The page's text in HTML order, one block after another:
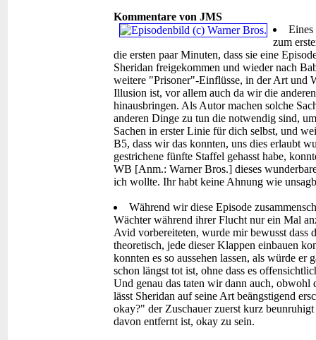
Kommentare von JMS
Eines
zum
die ersten paar Minuten, dass sie eine
Sheridan freigekommen und wieder nach
weitere "Prisoner"-Einflüsse, in der Art und
Illusion ist, vor allem auch da wir die
hinausbringen. Als Autor machen solche
anderen Dinge zu tun die notwendig sind,
Sachen in erster Linie für dich selbst, und
B5, dass wir das konnten, uns dies erlaubt
gestrichene fünfte Staffel gehasst habe,
WB [Anm.: Warner Bros.] dieses
ich wollte. Ihr habt keine Ahnung wie
Während wir diese Episode
Wächter während ihrer Flucht nur ein Mal
Avid vorbereiteten, wurde mir bewusst dass
theoretisch, jede dieser Klappen einbauen
konnten es so aussehen lassen, als würde
schon längst tot ist, ohne dass es
Und genau das taten wir dann auch,
lässt Sheridan auf seine Art beängstigend
okay?" der Zuschauer zuerst kurz
davon entfernt ist, okay zu sein.